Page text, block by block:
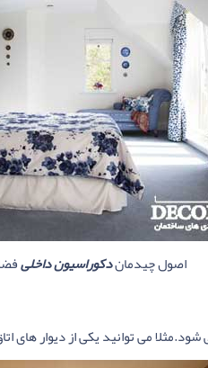
اصول چیدماندکوراسیون داخلی
می توانید یکی از دیوار های